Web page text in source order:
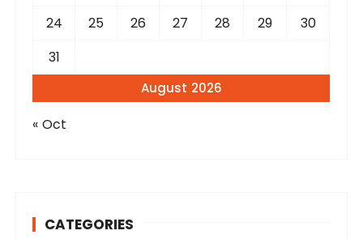
August 2026
24
25 26 27 28 29
30
31
« Oct
CATEGORIES